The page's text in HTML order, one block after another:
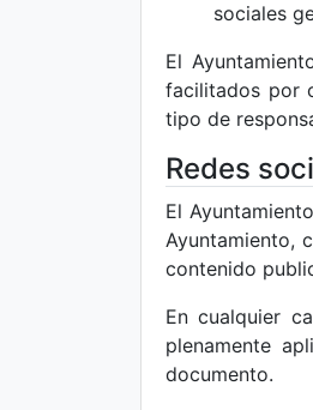
sociales
El
facilitados por
tipo de
Redes
El
Ayuntamiento,
contenido
En cualquier
plenamente
documento.